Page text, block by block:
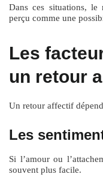
Dans ces situations, le
perçu comme une
Les
un retour
Un retour affectif
Les
Si l’amour ou
souvent plus facile.